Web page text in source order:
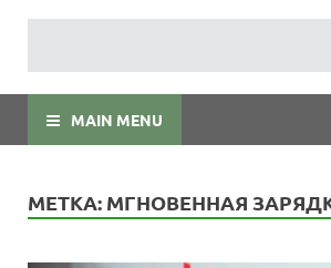
MAIN MENU
МЕТКА: МГНОВЕННАЯ